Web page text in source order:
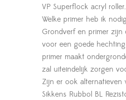
VP Superflock acryl roller.
Welke primer heb ik
Grondverf en primer zijn
voor een goede
primer maakt
zal uiteindelijk zorgen
Zijn er ook alternatieven
Sikkens Rubbol BL